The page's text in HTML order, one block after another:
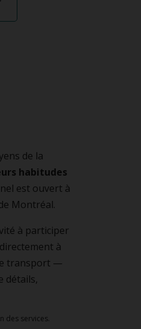
de la
habitudes
est ouvert à
Montréal.
à participer
à
transport —
détails,
des services.